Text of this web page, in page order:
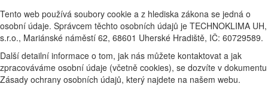
Tento web používá soubory cookie a z hlediska zákona se jedná o
osobní údaje. Správcem těchto osobních údajů je TECHNOKLIMA UH,
s.r.o., Mariánské náměstí 62, 68601 Uherské Hradiště, IČ: 60729589.
Další detailní informace o tom, jak nás můžete kontaktovat a jak
zpracováváme osobní údaje (včetně cookies), se dozvíte v dokumentu
Zásady ochrany osobních údajů, který najdete na našem webu.